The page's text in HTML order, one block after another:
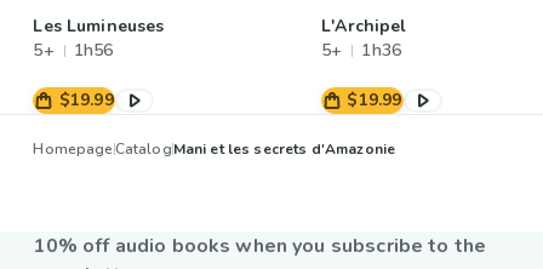
Les Lumineuses
5+
1h56
$19.99
L'Archipel
5+
1h36
$19.99
HomepageCatalogMani et les secrets d'Amazonie
10% off audio books when you subscribe to the